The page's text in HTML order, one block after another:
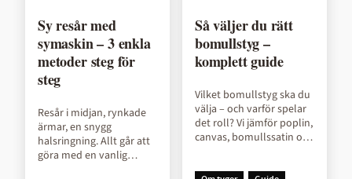
Sy resår med
symaskin – 3 enkla
metoder steg för
steg
Resår i midjan, rynkade
ärmar, en snygg
halsringning. Allt går att
göra med en vanlig
Så väljer du rätt
bomullstyg –
komplett guide
Vilket bomullstyg ska du
välja – och varför spelar
det roll? Vi jämför poplin,
canvas, bomullssatin och